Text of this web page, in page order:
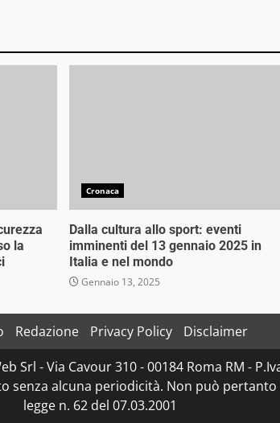
la
Cronaca
Dalla cultura allo sport: eventi
imminenti del 13 gennaio 2025 in
Italia e nel mondo
Gennaio 13, 2025
Redazione Privacy Policy
Disclaimer
- Via Cavour 310 - 00184 Roma RM -
senza alcuna periodicità. Non può
legge n. 62 del 07.03.2001